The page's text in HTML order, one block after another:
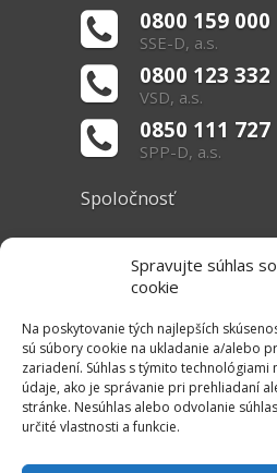
Spravujte súhlas
cookie
Na poskytovanie tých najlepších
sú súbory cookie na ukladanie a/alebo
zariadení. Súhlas s týmito
údaje, ako je správanie pri prehliadaní
stránke. Nesúhlas alebo odvolanie
určité vlastnosti a funkcie.
0800 159 000
SSE-D, a.s.
0800 123 332
VSD, a.s.
0850 111 727
SPP-D, a.s.
Spoločnosť
O nás
Základné informácie
Užitočné linky
Právne informácie